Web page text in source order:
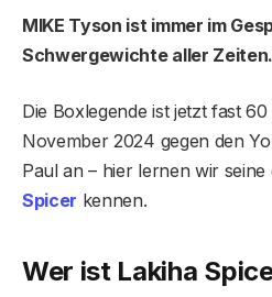
MIKE Tyson ist immer im
Schwergewichte aller Zeiten.
Die Boxlegende ist jetzt fast
November 2024 gegen den
Paul an – hier lernen wir seine
Spicer kennen.
Wer ist Lakiha